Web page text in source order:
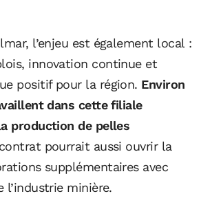
l’enjeu est également local :
innovation continue et
positif pour la région. Environ
dans cette filiale
production de pelles
pourrait aussi ouvrir la
supplémentaires avec
l’industrie minière.